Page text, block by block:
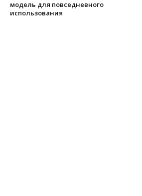
модель для повседневного
использования